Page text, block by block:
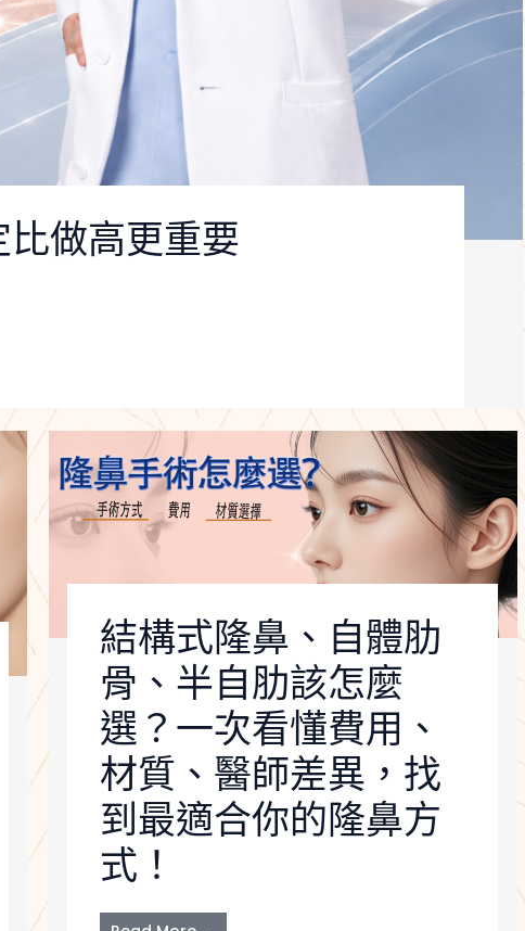
做高更重要
結構式隆鼻、自體肋
骨、半自肋該怎麼
選？一次看懂費用、
材質、醫師差異，找
到最適合你的隆鼻方
式！